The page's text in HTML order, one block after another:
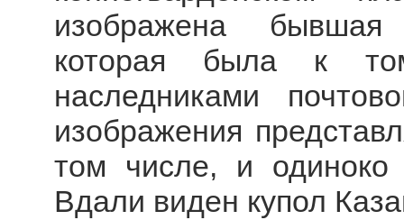
изображена
которая была к
наследниками
изображения
том числе, и
Вдали виден купол